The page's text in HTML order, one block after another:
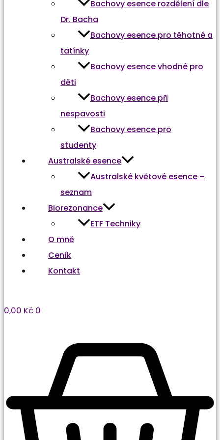
Bachovy esence rozdělení dle
Dr. Bacha
Bachovy esence pro těhotné a
tatínky
Bachovy esence vhodné pro
děti
Bachovy esence při
nespavosti
Bachovy esence pro
studenty
Australské esence
Australské květové esence –
seznam
Biorezonance
ETF Techniky
O mně
Ceník
Kontakt
0,00 Kč 0